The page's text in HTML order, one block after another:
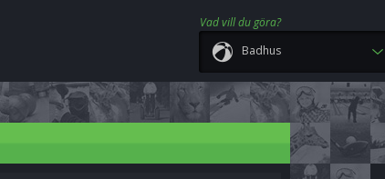
Vad vill du göra?
Badhus